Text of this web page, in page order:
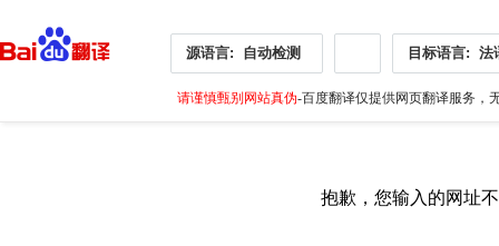
源语言: 自动检测 目标语言: 法
请谨慎甄别网站真伪-百度翻译仅提供网页翻译服务，